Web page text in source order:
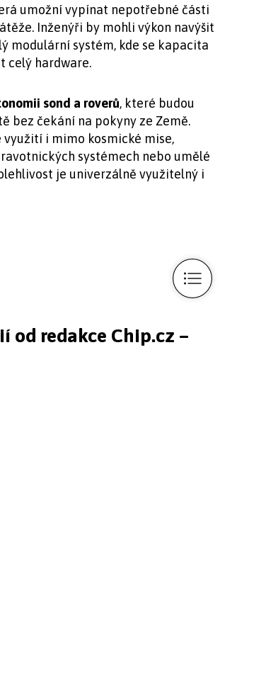
umožní vypínat nepotřebné části
Inženýři by mohli výkon navýšit
modulární systém, kde se kapacita
celý hardware.
sond a roverů, které budou
bez čekání na pokyny ze Země.
využití i mimo kosmické mise,
systémech nebo umělé
je univerzálně využitelný i
od redakce Chip.cz –